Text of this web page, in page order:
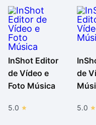
InShot Editor
de Vídeo e
Foto Música
5.0
de
5.0